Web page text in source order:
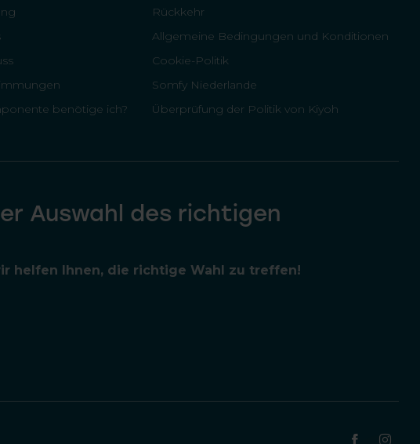
Rückkehr
Allgemeine Bedingungen und Konditionen
Cookie-Politik
Somfy Niederlande
benötige ich?
Überprüfung der Politik von Kiyoh
Auswahl des richtigen
helfen Ihnen, die richtige Wahl zu treffen!